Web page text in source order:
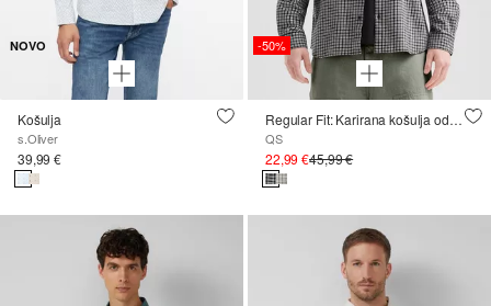
NOVO
Košulja
s.Oliver
39,99 €
-50%
Regular Fit: Karirana košulja od pamučnog flanela
QS
22,99 €45,99 €